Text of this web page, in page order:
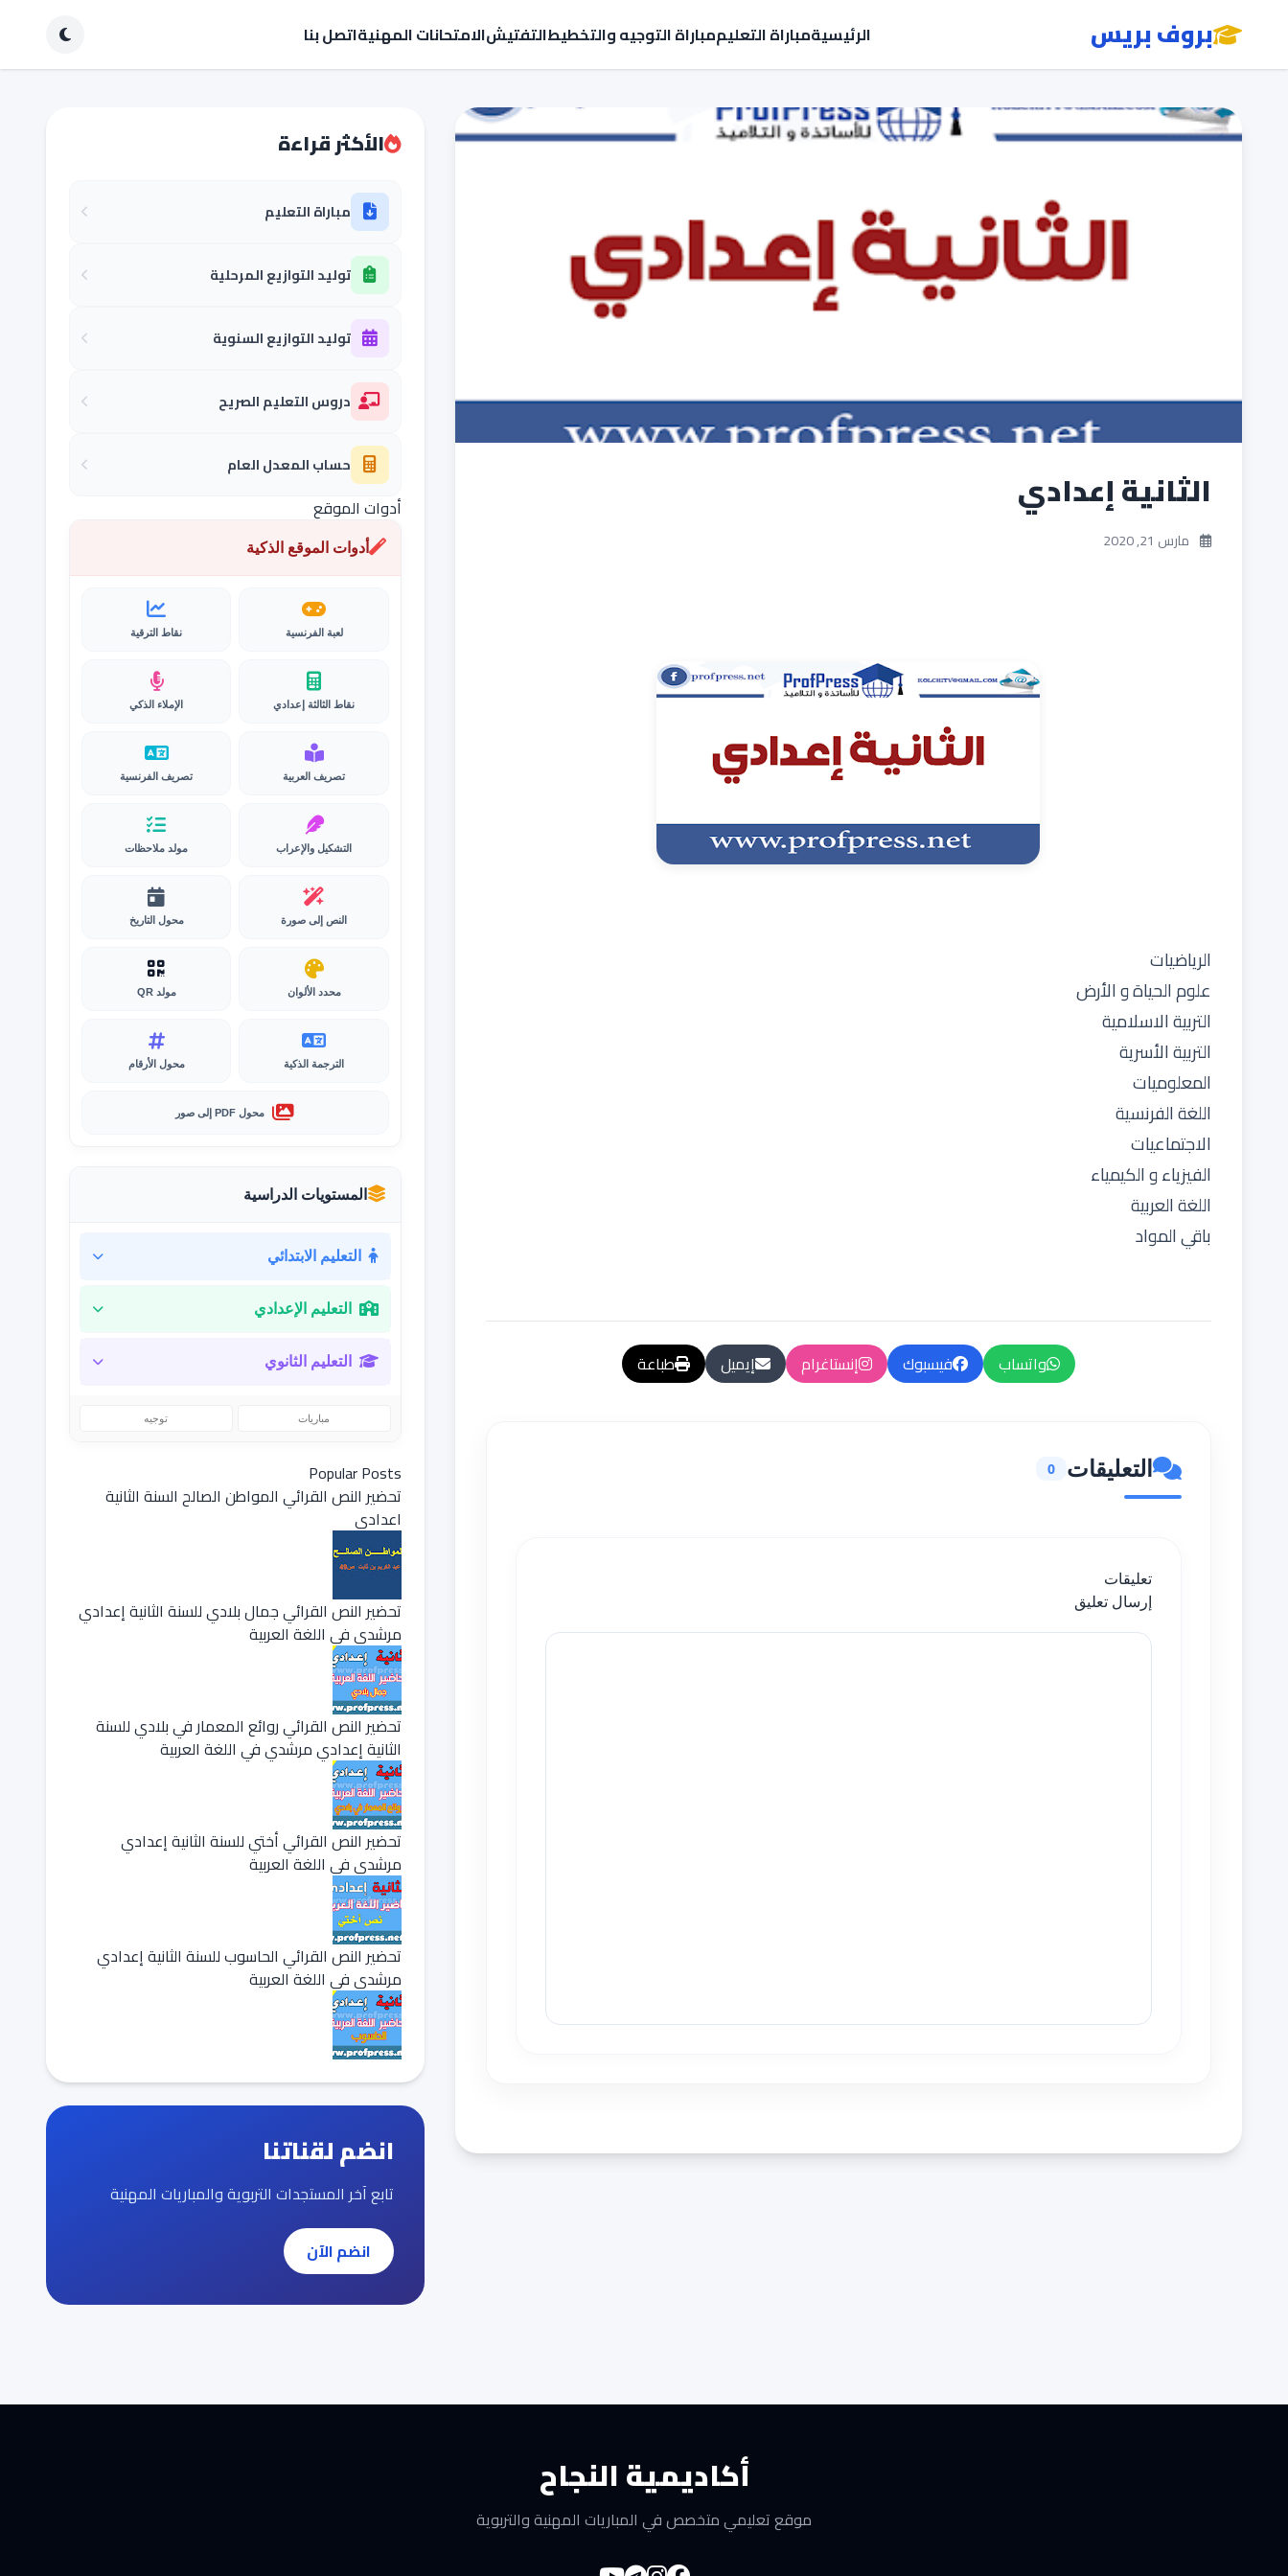
بروف بريس الرئيسيةمباراة التعليممباراة التوجيه والتخطيطالتفتيشالامتحانات المهنيةاتصل بنا
الثانية إعدادي
مارس 21, 2020
الرياضيات
علوم الحياة و الأرض
التربية الاسلامية
التربية الأسرية
المعلوميات
اللغة الفرنسية
الاجتماعيات
الفيزياء و الكيمياء
اللغة العربية
باقي المواد
واتساب فيسبوك إنستاغرام إيميل طباعة
التعليقات 0
تعليقات
إرسال تعليق
الأكثر قراءة
مباراة التعليم
توليد التوازيع المرحلية
توليد التوازيع السنوية
دروس التعليم الصريح
حساب المعدل العام
أدوات الموقع
أدوات الموقع الذكية
لعبة الفرنسية نقاط الترقية
نقاط الثالثة إعدادي الإملاء الذكي
تصريف العربية تصريف الفرنسية
التشكيل والإعراب مولد ملاحظات
النص إلى صورة محول التاريخ
محدد الألوان مولد QR
الترجمة الذكية محول الأرقام
محول PDF إلى صور
المستويات الدراسية
التعليم الابتدائي
التعليم الإعدادي
التعليم الثانوي
مباريات توجيه
Popular Posts
تحضير النص القرائي المواطن الصالح السنة الثانية
اعدادي
تحضير النص القرائي جمال بلادي للسنة الثانية إعدادي
مرشدي في اللغة العربية
تحضير النص القرائي روائع المعمار في بلادي للسنة
الثانية إعدادي مرشدي في اللغة العربية
تحضير النص القرائي أختي للسنة الثانية إعدادي
مرشدي في اللغة العربية
تحضير النص القرائي الحاسوب للسنة الثانية إعدادي
مرشدي في اللغة العربية
انضم لقناتنا
تابع آخر المستجدات التربوية والمباريات المهنية
انضم الآن
أكاديمية النجاح
موقع تعليمي متخصص في المباريات المهنية والتربوية